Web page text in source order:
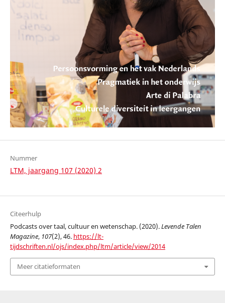
Nummer
LTM, jaargang 107 (2020) 2
Citeerhulp
Podcasts over taal, cultuur en wetenschap. (2020).Levende Talen
Magazine, 107(2), 46. https://lt-
tijdschriften.nl/ojs/index.php/ltm/article/view/2014
Meer citatieformaten